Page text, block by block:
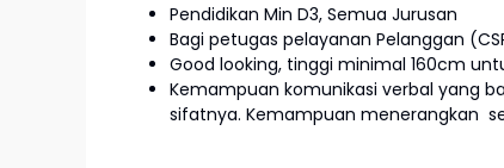
Pendidikan Min D3, Semua Jurusan
Bagi petugas pelayanan Pelanggan
Good looking, tinggi minimal 160cm
Kemampuan komunikasi verbal yang
sifatnya. Kemampuan menerangkan